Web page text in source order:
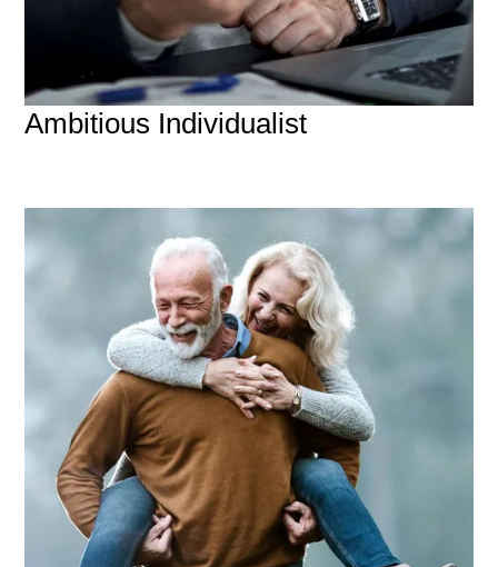
Ambitious Individualist